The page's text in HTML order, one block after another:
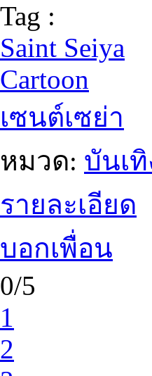
Tag :
Saint Seiya
Cartoon
เซนต์เซย่า
หมวด: บันเ
รายละเอียด
บอกเพื่อน
0/5
1
2